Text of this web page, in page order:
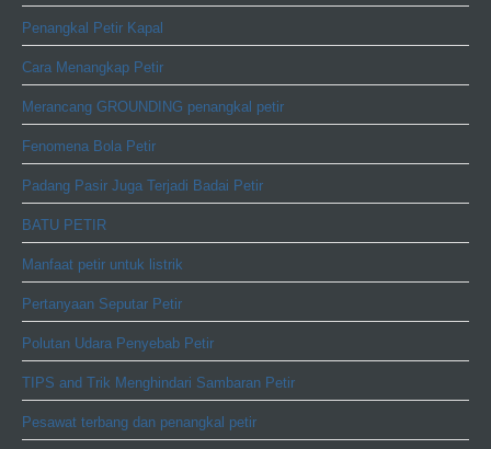
Penangkal Petir Kapal
Cara Menangkap Petir
Merancang GROUNDING penangkal petir
Fenomena Bola Petir
Padang Pasir Juga Terjadi Badai Petir
BATU PETIR
Manfaat petir untuk listrik
Pertanyaan Seputar Petir
Polutan Udara Penyebab Petir
TIPS and Trik Menghindari Sambaran Petir
Pesawat terbang dan penangkal petir